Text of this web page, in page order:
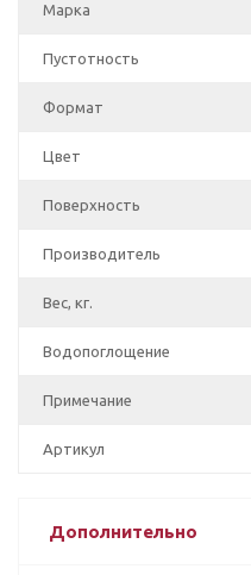
Марка
Пустотность
Формат
Цвет
Поверхность
Производитель
Вес, кг.
Водопоглощение
Примечание
Артикул
Дополнительно